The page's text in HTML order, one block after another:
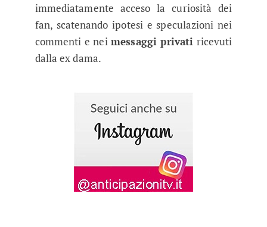
immediatamente acceso la curiosità dei
fan, scatenando ipotesi e speculazioni nei
commenti e neimessaggi privati ricevuti
dalla ex dama.